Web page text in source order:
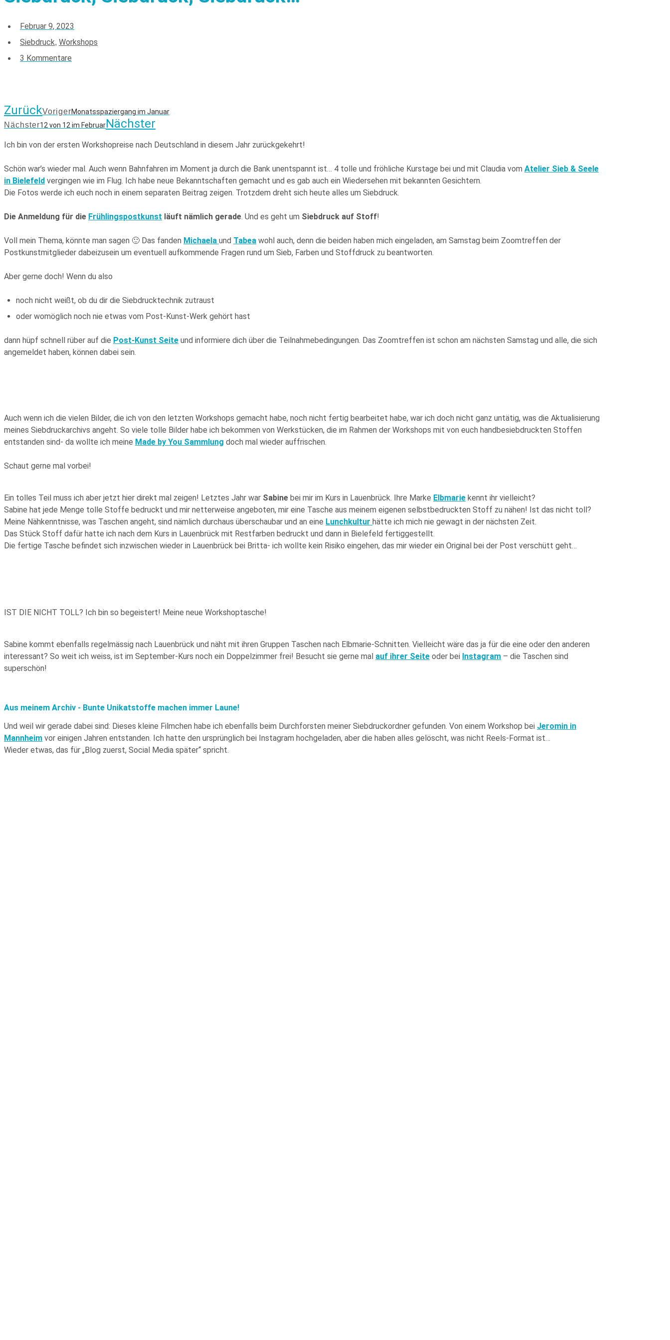
Februar 9, 2023
Siebdruck, Workshops
3 Kommentare
ZurückVorigerMonatsspaziergang im Januar
Nächster12 von 12 im FebruarNächster
Ich bin von der ersten Workshopreise nach Deutschland in diesem Jahr zurückgekehrt!
Schön war’s wieder mal. Auch wenn Bahnfahren im Moment ja durch die Bank unentspannt ist… 4 tolle und fröhliche Kurstage bei und mit Claudia vom Atelier Sieb & Seele
in Bielefeld vergingen wie im Flug. Ich habe neue Bekanntschaften gemacht und es gab auch ein Wiedersehen mit bekannten Gesichtern.
Die Fotos werde ich euch noch in einem separaten Beitrag zeigen. Trotzdem dreht sich heute alles um Siebdruck.
Die Anmeldung für die Frühlingspostkunst läuft nämlich gerade. Und es geht um Siebdruck auf Stoff!
Voll mein Thema, könnte man sagen 🙂 Das fanden Michaela und Tabea wohl auch, denn die beiden haben mich eingeladen, am Samstag beim Zoomtreffen der
Postkunstmitglieder dabeizusein um eventuell aufkommende Fragen rund um Sieb, Farben und Stoffdruck zu beantworten.
Aber gerne doch! Wenn du also
noch nicht weißt, ob du dir die Siebdrucktechnik zutraust
oder womöglich noch nie etwas vom Post-Kunst-Werk gehört hast
dann hüpf schnell rüber auf die Post-Kunst Seite und informiere dich über die Teilnahmebedingungen. Das Zoomtreffen ist schon am nächsten Samstag und alle, die sich
angemeldet haben, können dabei sein.
Auch wenn ich die vielen Bilder, die ich von den letzten Workshops gemacht habe, noch nicht fertig bearbeitet habe, war ich doch nicht ganz untätig, was die Aktualisierung
meines Siebdruckarchivs angeht. So viele tolle Bilder habe ich bekommen von Werkstücken, die im Rahmen der Workshops mit von euch handbesiebdruckten Stoffen
entstanden sind- da wollte ich meine Made by You Sammlung doch mal wieder auffrischen.
Schaut gerne mal vorbei!
Ein tolles Teil muss ich aber jetzt hier direkt mal zeigen! Letztes Jahr war Sabine bei mir im Kurs in Lauenbrück. Ihre Marke Elbmarie kennt ihr vielleicht?
Sabine hat jede Menge tolle Stoffe bedruckt und mir netterweise angeboten, mir eine Tasche aus meinem eigenen selbstbedruckten Stoff zu nähen! Ist das nicht toll?
Meine Nähkenntnisse, was Taschen angeht, sind nämlich durchaus überschaubar und an eine Lunchkultur hätte ich mich nie gewagt in der nächsten Zeit.
Das Stück Stoff dafür hatte ich nach dem Kurs in Lauenbrück mit Restfarben bedruckt und dann in Bielefeld fertiggestellt.
Die fertige Tasche befindet sich inzwischen wieder in Lauenbrück bei Britta- ich wollte kein Risiko eingehen, das mir wieder ein Original bei der Post verschütt geht…
IST DIE NICHT TOLL? Ich bin so begeistert! Meine neue Workshoptasche!
Sabine kommt ebenfalls regelmässig nach Lauenbrück und näht mit ihren Gruppen Taschen nach Elbmarie-Schnitten. Vielleicht wäre das ja für die eine oder den anderen
interessant? So weit ich weiss, ist im September-Kurs noch ein Doppelzimmer frei! Besucht sie gerne mal auf ihrer Seite oder bei Instagram – die Taschen sind
superschön!
Aus meinem Archiv - Bunte Unikatstoffe machen immer Laune!
Und weil wir gerade dabei sind: Dieses kleine Filmchen habe ich ebenfalls beim Durchforsten meiner Siebdruckordner gefunden. Von einem Workshop bei Jeromin in
Mannheim vor einigen Jahren entstanden. Ich hatte den ursprünglich bei Instagram hochgeladen, aber die haben alles gelöscht, was nicht Reels-Format ist…
Wieder etwas, das für „Blog zuerst, Social Media später“ spricht.